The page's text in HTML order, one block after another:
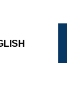
・セミナー
for お